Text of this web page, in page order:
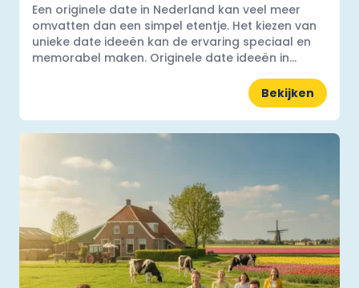
Een originele date in Nederland kan veel meer
omvatten dan een simpel etentje. Het kiezen van
unieke date ideeën kan de ervaring speciaal en
memorabel maken. Originele date ideeën in...
Bekijken